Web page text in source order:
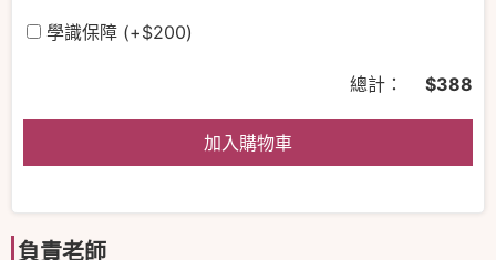
學識保障 (+$200)
總計： $388
加入購物車
負責老師